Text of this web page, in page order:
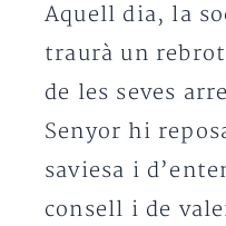
Aquell dia, la
traurà un
de les seves
Senyor hi
saviesa i
consell i de